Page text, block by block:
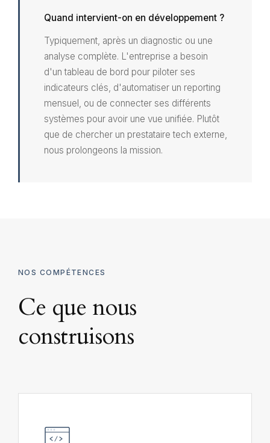
Quand intervient-on en développement ?
Typiquement, après un diagnostic ou une
analyse complète. L'entreprise a besoin
d'un tableau de bord pour piloter ses
indicateurs clés, d'automatiser un reporting
mensuel, ou de connecter ses différents
systèmes pour avoir une vue unifiée. Plutôt
que de chercher un prestataire tech externe,
nous prolongeons la mission.
NOS COMPÉTENCES
Ce que nous
construisons